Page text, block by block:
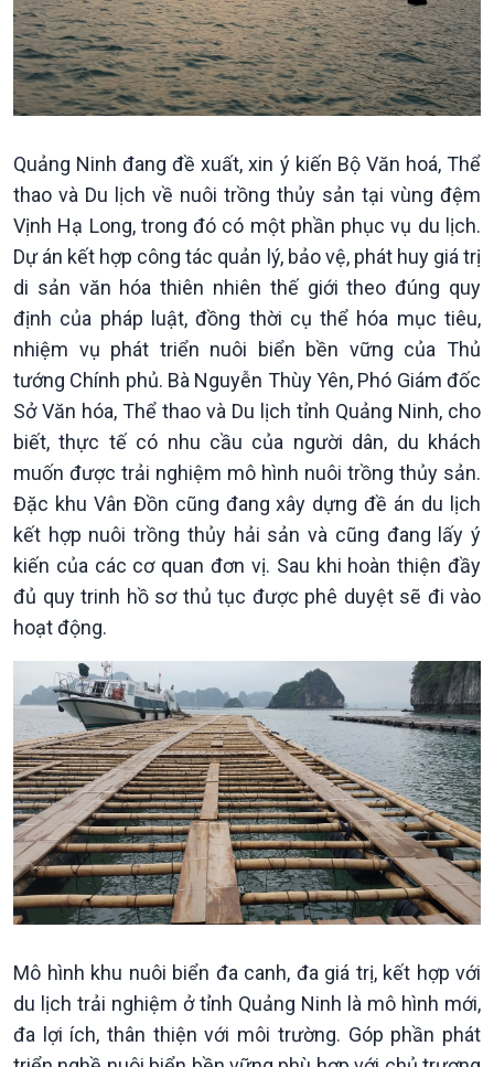
Xây dựng đảng
Đảng trong cuộc sống
Nhận diện sự thật
Pháp luật và đời sống
Thế giới & Việt Nam
Biên cương - Một dải vững
bền
Kinh tế
Tin Kinh tế
Trước giờ mở cửa
Dòng chảy Kinh tế
Sức sống hàng Việt
Khởi nghiệp
Tuyên chiến với gian lận
thương mại
Nông nghiệp & Biển đảo
Tin Nông nghiệp & Biển
Biển đảo Việt Nam
Tâm tình biên giới và hải
Tìm hiểu biển, đảo Việt
Nam
Quảng Ninh đang đề xuất, xin ý kiến Bộ Văn hoá, Thể
thao và Du lịch về nuôi trồng thủy sản tại vùng đệm
Vịnh Hạ Long, trong đó có một phần phục vụ du lịch.
Dự án kết hợp công tác quản lý, bảo vệ, phát huy giá trị
di sản văn hóa thiên nhiên thế giới theo đúng quy
định của pháp luật, đồng thời cụ thể hóa mục tiêu,
nhiệm vụ phát triển nuôi biển bền vững của Thủ
tướng Chính phủ. Bà Nguyễn Thùy Yên, Phó Giám đốc
Sở Văn hóa, Thể thao và Du lịch tỉnh Quảng Ninh, cho
biết, thực tế có nhu cầu của người dân, du khách
muốn được trải nghiệm mô hình nuôi trồng thủy sản.
Đặc khu Vân Đồn cũng đang xây dựng đề án du lịch
kết hợp nuôi trồng thủy hải sản và cũng đang lấy ý
kiến của các cơ quan đơn vị. Sau khi hoàn thiện đầy
đủ quy trinh hồ sơ thủ tục được phê duyệt sẽ đi vào
hoạt động.
Mô hình khu nuôi biển đa canh, đa giá trị, kết hợp với
du lịch trải nghiệm ở tỉnh Quảng Ninh là mô hình mới,
đa lợi ích, thân thiện với môi trường. Góp phần phát